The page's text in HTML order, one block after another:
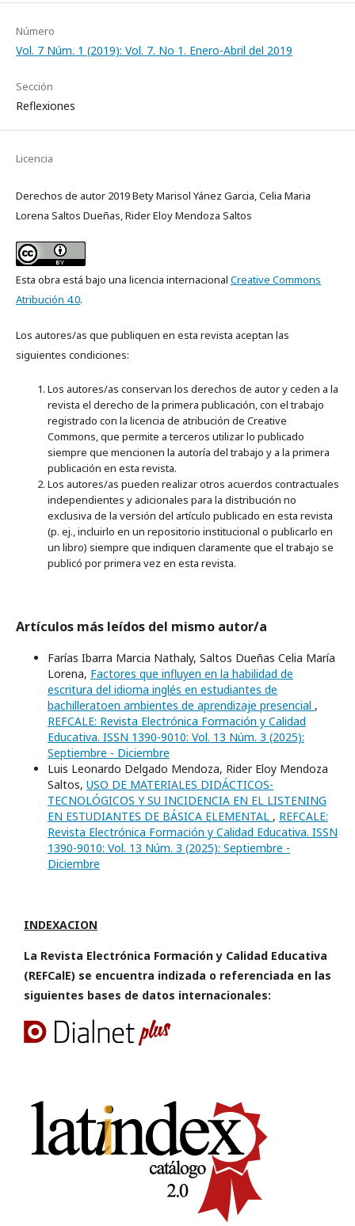
Número
Vol. 7 Núm. 1 (2019): Vol. 7. No 1. Enero-Abril del 2019
Sección
Reflexiones
Licencia
Derechos de autor 2019 Bety Marisol Yánez Garcia, Celia Maria
Lorena Saltos Dueñas, Rider Eloy Mendoza Saltos
Esta obra está bajo una licencia internacional Creative Commons
Atribución 4.0.
Los autores/as que publiquen en esta revista aceptan las
siguientes condiciones:
Los autores/as conservan los derechos de autor y ceden a la
revista el derecho de la primera publicación, con el trabajo
registrado con la licencia de atribución de Creative
Commons, que permite a terceros utilizar lo publicado
siempre que mencionen la autoría del trabajo y a la primera
publicación en esta revista.
Los autores/as pueden realizar otros acuerdos contractuales
independientes y adicionales para la distribución no
exclusiva de la versión del artículo publicado en esta revista
(p. ej., incluirlo en un repositorio institucional o publicarlo en
un libro) siempre que indiquen claramente que el trabajo se
publicó por primera vez en esta revista.
Artículos más leídos del mismo autor/a
Farías Ibarra Marcia Nathaly, Saltos Dueñas Celia María
Lorena, Factores que influyen en la habilidad de
escritura del idioma inglés en estudiantes de
bachilleratoen ambientes de aprendizaje presencial ,
REFCALE: Revista Electrónica Formación y Calidad
Educativa. ISSN 1390-9010: Vol. 13 Núm. 3 (2025):
Septiembre - Diciembre
Luis Leonardo Delgado Mendoza, Rider Eloy Mendoza
Saltos, USO DE MATERIALES DIDÁCTICOS-
TECNOLÓGICOS Y SU INCIDENCIA EN EL LISTENING
EN ESTUDIANTES DE BÁSICA ELEMENTAL , REFCALE:
Revista Electrónica Formación y Calidad Educativa. ISSN
1390-9010: Vol. 13 Núm. 3 (2025): Septiembre -
Diciembre
INDEXACION
La Revista Electrónica Formación y Calidad Educativa
(REFCalE) se encuentra indizada o referenciada en las
siguientes bases de datos internacionales: